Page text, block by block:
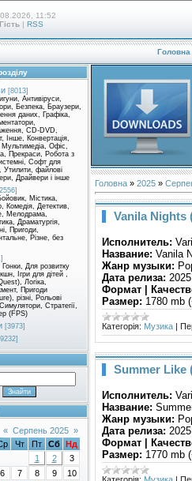
11:52
Гість | RSS
Головна
[8013]
Антивіруси,
Безпека, Браузери,
даних, Графіка,
CD-DVD,
Інше, Конвертація,
Мультимедіа, Офіс,
Прекраси, Робота з
Софт для
Утилити, файлові
Драйвери і інше
Містика,
Комедія, Детектив,
Мелодрама,
Драматургія,
Пригоди,
Різне, без
Для розвитку
Ігри для дітей ,
Логіка,
Пригоди
різні, Рольові
Стратегії,
(FPS)
[3973]
« Серпень 2025 »
Чт Пт Сб Нд
1
2
3
6 7 8 9
10
Головна » 2025 »
Vanila Nights
Исполнитель:
Название: Vanila
Жанр музыки:
Дата релиза: 2025
Формат |
Размер: 1780 mb
Категорія: Музика |
Summer Like
Исполнитель:
Название:
Жанр музыки:
Дата релиза: 2025
Формат |
Размер: 1770 mb